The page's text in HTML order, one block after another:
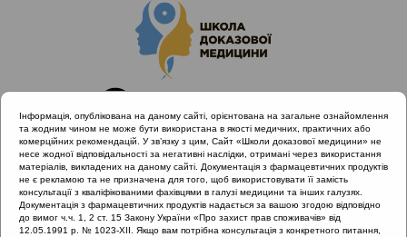
Головна Лектори Березнюк Володимир Васильович
Інформація, опублікована на даному сайті, орієнтована на загальне ознайомлення
та жодним чином не може бути використана в якості медичних, практичних або
комерційних рекомендацій. У зв’язку з цим, Сайт «Школи доказової медицини» не
несе жодної відповідальності за негативні наслідки, отримані через використання
матеріалів, викладених на даному сайті. Документація з фармацевтичних продуктів
не є рекламою та не призначена для того, щоб використовувати її замість
консультації з кваліфікованими фахівцями в галузі медицини та інших галузях.
Документація з фармацевтичних продуктів надається за вашою згодою відповідно
до вимог ч.ч. 1, 2 ст. 15 Закону України «Про захист прав споживачів» від
12.05.1991 р. № 1023-XII. Якщо вам потрібна консультація з конкретного питання,